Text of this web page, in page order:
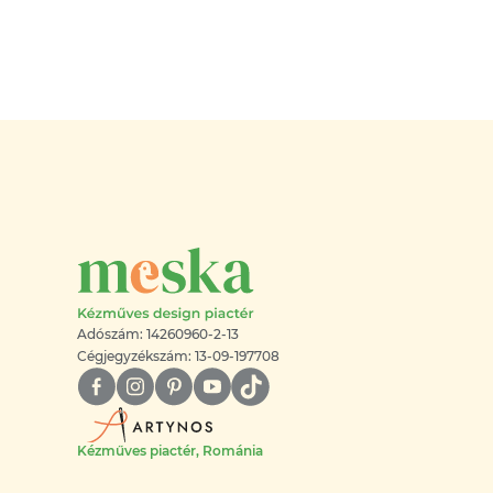
Adószám: 14260960-2-13
Cégjegyzékszám: 13-09-197708
Kézműves piactér, Románia